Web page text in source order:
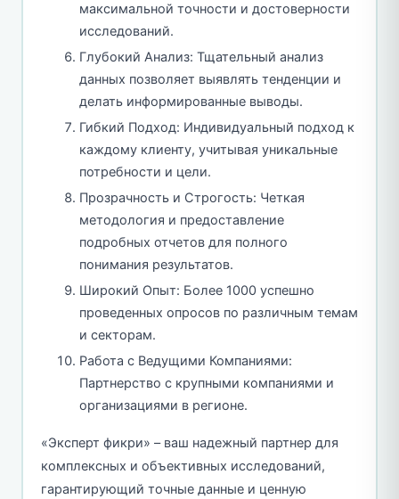
максимальной точности и достоверности
исследований.
Глубокий Анализ: Тщательный анализ
данных позволяет выявлять тенденции и
делать информированные выводы.
Гибкий Подход: Индивидуальный подход к
каждому клиенту, учитывая уникальные
потребности и цели.
Прозрачность и Строгость: Четкая
методология и предоставление
подробных отчетов для полного
понимания результатов.
Широкий Опыт: Более 1000 успешно
проведенных опросов по различным темам
и секторам.
Работа с Ведущими Компаниями:
Партнерство с крупными компаниями и
организациями в регионе.
«Эксперт фикри» – ваш надежный партнер для
комплексных и объективных исследований,
гарантирующий точные данные и ценную